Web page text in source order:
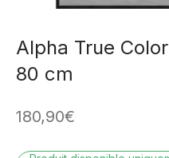
Alpha True
80 cm
180,90€